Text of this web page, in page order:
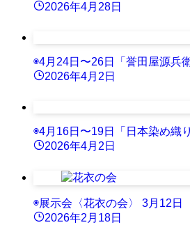
2026年4月28日
◉4月24日〜26日「誉田屋源兵衛
2026年4月2日
◉4月16日〜19日「日本染め織
2026年4月2日
◉展示会〈花衣の会〉 3月12日
2026年2月18日